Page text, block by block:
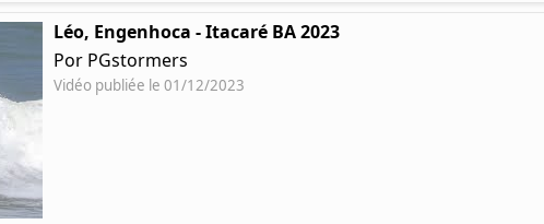
Léo, Engenhoca - Itacaré BA 2023
Por PGstormers
Vidéo publiée le 01/12/2023